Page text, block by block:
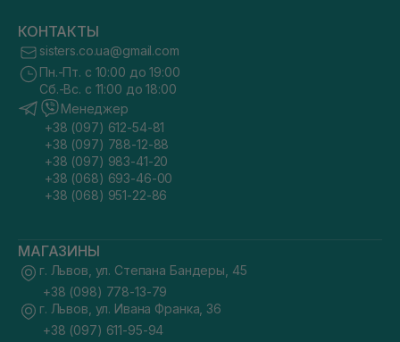
КОНТАКТЫ
sisters.co.ua@gmail.com
Пн.-Пт. с 10:00 до 19:00
Сб.-Вс. с 11:00 до 18:00
Менеджер
+38 (097) 612-54-81
+38 (097) 788-12-88
+38 (097) 983-41-20
+38 (068) 693-46-00
+38 (068) 951-22-86
МАГАЗИНЫ
г. Львов, ул. Степана Бандеры, 45
+38 (098) 778-13-79
г. Львов, ул. Ивана Франка, 36
+38 (097) 611-95-94